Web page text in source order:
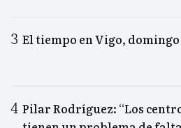
El tiempo en Vigo, domingo
Pilar Rodríguez: “Los